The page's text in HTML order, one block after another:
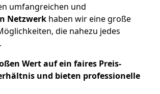
umfangreichen und
Netzwerk haben wir eine große
die nahezu jedes
Wert auf ein faires Preis-
und bieten professionelle